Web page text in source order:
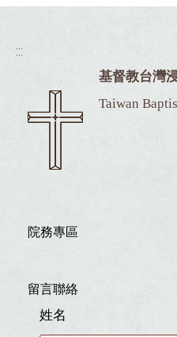
:::
基督教台灣
Taiwan
院務專區
留言聯絡
姓名